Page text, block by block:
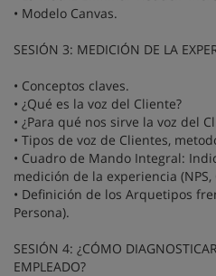
• Modelo Canvas.
SESIÓN 3: MEDICIÓN DE LA
• Conceptos claves.
• ¿Qué es la voz del Cliente?
• ¿Para qué nos sirve la voz del
• Tipos de voz de Clientes,
• Cuadro de Mando Integral:
medición de la experiencia (NPS,
• Definición de los Arquetipos
Persona).
SESIÓN 4: ¿CÓMO
EMPLEADO?